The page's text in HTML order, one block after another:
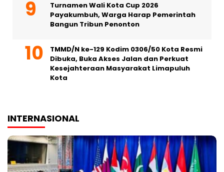
Turnamen Wali Kota Cup 2026
Payakumbuh, Warga Harap Pemerintah
Bangun Tribun Penonton
TMMD/N ke-129 Kodim 0306/50 Kota Resmi
Dibuka, Buka Akses Jalan dan Perkuat
Kesejahteraan Masyarakat Limapuluh
Kota
INTERNASIONAL